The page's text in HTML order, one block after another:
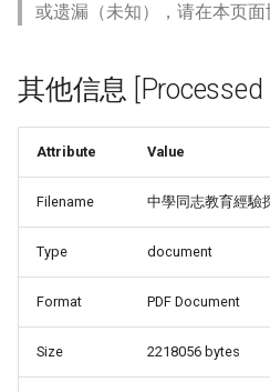
或遗漏（未知），请在本页面
其他信息 [Processed
Attribute Value
Filename 中學同志教育經驗
Type document
Format PDF Document
Size 2218056 bytes